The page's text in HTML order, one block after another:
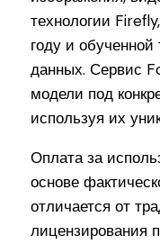
технологии
году и
данных. Сервис
модели под
используя их
Оплата за
основе
отличается от
лицензирования